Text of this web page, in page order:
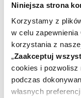
Niniejsza strona
Korzystamy z
w celu
korzystania z
„Zaakceptuj
cookies i pozwolisz
podczas
własnych
Wyrażam zgodę na
mail, skierowanej
nowościach i
Ustawy z dnia 18